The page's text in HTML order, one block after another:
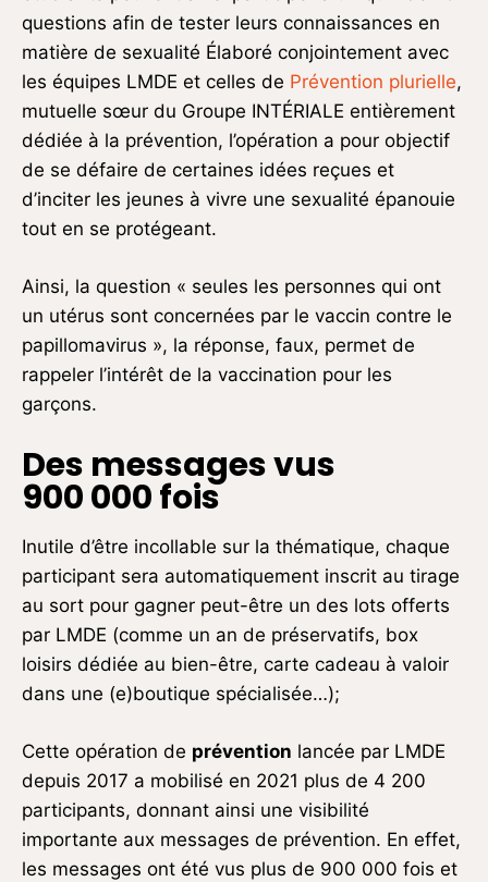
questions afin de tester leurs connaissances en
matière de sexualité Élaboré conjointement avec
les équipes LMDE et celles de Prévention plurielle,
mutuelle sœur du Groupe INTÉRIALE entièrement
dédiée à la prévention, l’opération a pour objectif
de se défaire de certaines idées reçues et
d’inciter les jeunes à vivre une sexualité épanouie
tout en se protégeant.
Ainsi, la question « seules les personnes qui ont
un utérus sont concernées par le vaccin contre le
papillomavirus », la réponse, faux, permet de
rappeler l’intérêt de la vaccination pour les
garçons.
Des messages vus
900 000 fois
Inutile d’être incollable sur la thématique, chaque
participant sera automatiquement inscrit au tirage
au sort pour gagner peut-être un des lots offerts
par LMDE (comme un an de préservatifs, box
loisirs dédiée au bien-être, carte cadeau à valoir
dans une (e)boutique spécialisée…);
Cette opération de prévention lancée par LMDE
depuis 2017 a mobilisé en 2021 plus de 4 200
participants, donnant ainsi une visibilité
importante aux messages de prévention. En effet,
les messages ont été vus plus de 900 000 fois et